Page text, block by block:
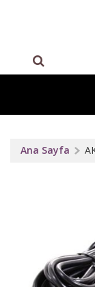
Ana Sayfa